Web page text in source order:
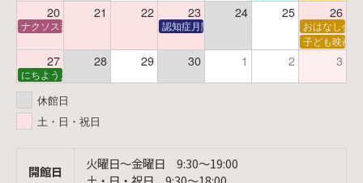
20 21 22 23 24 25 26
ナクソス音楽会 第6回 宇宙を感じるクラシック認知症月間 特別映画会「調査屋マオさんの恋
おはなし会
子ども映画会
27 28 29 30 1 2 3
にちようえほん
休館日
土・日・祝日
開館日
火曜日〜金曜日 9:30〜19:00